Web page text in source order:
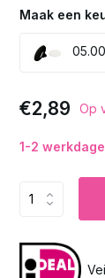
Maak een
€2,89 Op
1-2